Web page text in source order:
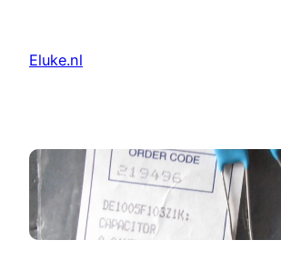
content
Eluke.nl